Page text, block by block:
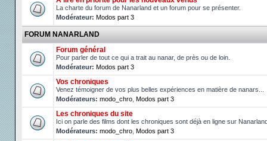
La charte du forum de Nanarland et un forum pour se présenter.
Modérateur: Modos part 3
FORUM NANARLAND
Forum général
Pour parler de tout ce qui a trait au nanar, de près ou de loin.
Modérateur: Modos part 3
Vos chroniques
Venez témoigner de vos plus belles expériences en matière de nanars...
Modérateurs: modo_chro Modos part 3
Les chroniques du site
Ici on parle des films dont les chroniques sont déjà en ligne sur
Modérateurs: modo_chro Modos part 3